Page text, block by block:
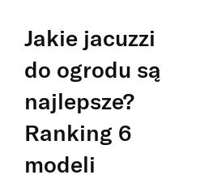
Jakie jacuzzi
do ogrodu są
najlepsze?
Ranking 6
modeli